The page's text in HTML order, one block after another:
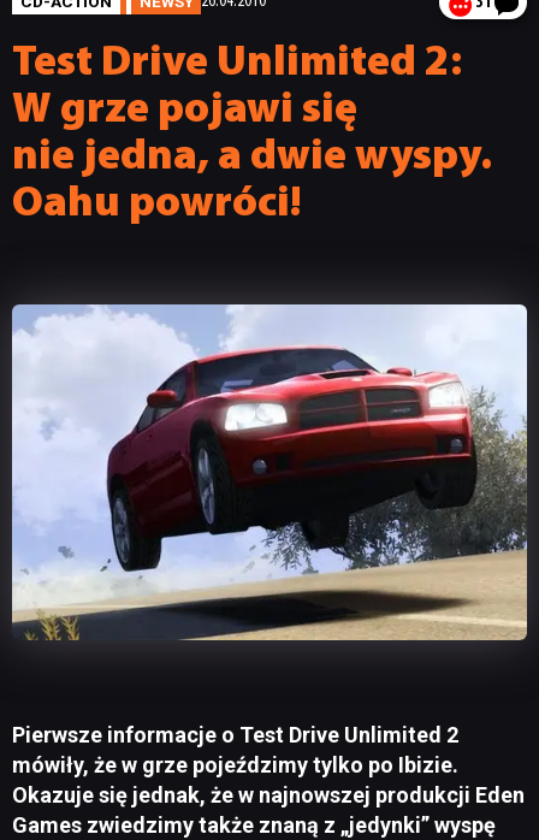
Test Drive Unlimited 2:
W grze pojawi się
nie jedna, a dwie wyspy.
Oahu powróci!
Pierwsze informacje o Test Drive Unlimited 2
mówiły, że w grze pojeździmy tylko po Ibizie.
Okazuje się jednak, że w najnowszej produkcji Eden
Games zwiedzimy także znaną z „jedynki” wyspę